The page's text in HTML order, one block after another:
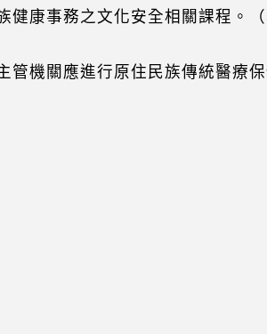
健康事務之文化安全相關課程。（
管機關應進行原住民族傳統醫療